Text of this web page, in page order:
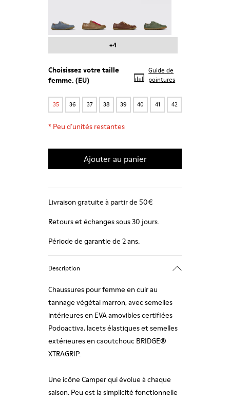
+4
Choisissez votretaille
femme. (EU)
Guide de
pointures
35 36 37 38 39 40 41 42
* Peu d’unités restantes
Ajouter au panier
Livraison gratuite à partir de 50€
Retours et échanges sous 30 jours.
Période de garantie de 2 ans.
Description
Chaussures pour femme en cuir au
tannage végétal marron, avec semelles
intérieures en EVA amovibles certifiées
Podoactiva, lacets élastiques et semelles
extérieures en caoutchouc BRIDGE®
XTRAGRIP.
Une icône Camper qui évolue à chaque
saison. Peu est la simplicité fonctionnelle